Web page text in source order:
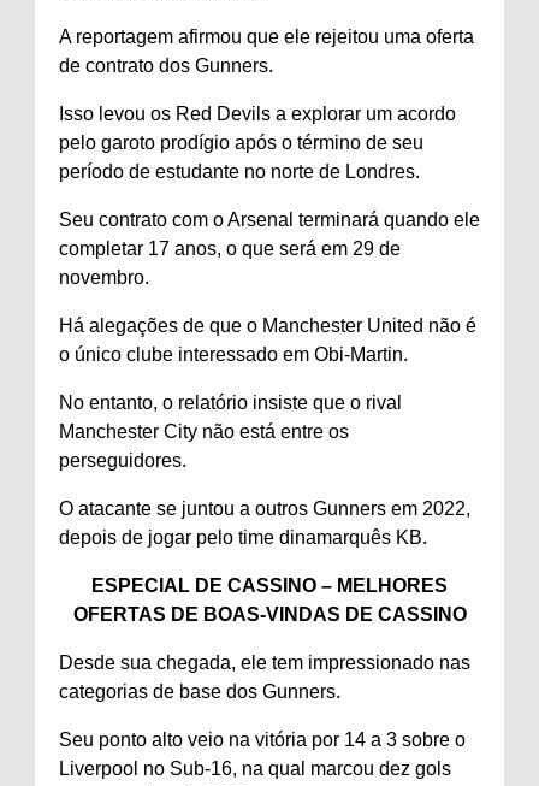
A reportagem afirmou que ele rejeitou uma oferta
de contrato dos Gunners.
Isso levou os Red Devils a explorar um acordo
pelo garoto prodígio após o término de seu
período de estudante no norte de Londres.
Seu contrato com o Arsenal terminará quando ele
completar 17 anos, o que será em 29 de
novembro.
Há alegações de que o Manchester United não é
o único clube interessado em Obi-Martin.
No entanto, o relatório insiste que o rival
Manchester City não está entre os
perseguidores.
O atacante se juntou a outros Gunners em 2022,
depois de jogar pelo time dinamarquês KB.
ESPECIAL DE CASSINO – MELHORES
OFERTAS DE BOAS-VINDAS DE CASSINO
Desde sua chegada, ele tem impressionado nas
categorias de base dos Gunners.
Seu ponto alto veio na vitória por 14 a 3 sobre o
Liverpool no Sub-16, na qual marcou dez gols